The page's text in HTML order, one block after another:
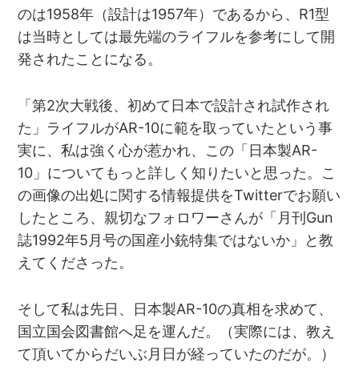
のは1958年（設計は1957年）であるから、R1型
は当時としては最先端のライフルを参考にして開
発されたことになる。
「第2次大戦後、初めて日本で設計され試作され
た」ライフルがAR-10に範を取っていたという事
実に、私は強く心が惹かれ、この「日本製AR-
10」についてもっと詳しく知りたいと思った。こ
の画像の出処に関する情報提供をTwitterでお願い
したところ、親切なフォロワーさんが「月刊Gun
誌1992年5月号の国産小銃特集ではないか」と教
えてくださった。
そして私は先日、日本製AR-10の真相を求めて、
国立国会図書館へ足を運んだ。（実際には、教え
て頂いてからだいぶ月日が経っていたのだが。）